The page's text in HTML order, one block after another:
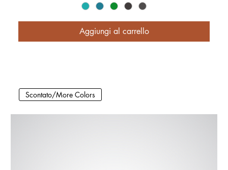
Aggiungi al carrello
Scontato/More Colors